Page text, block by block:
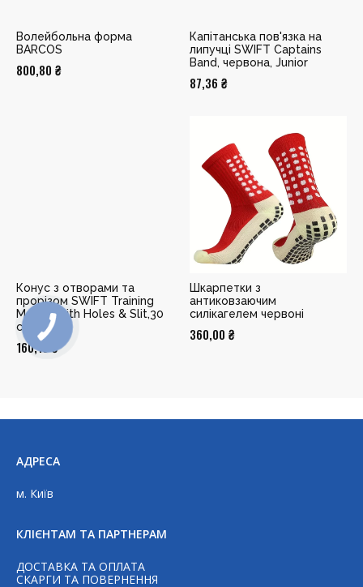
Волейбольна форма
BARCOS
800,80 ₴
Капітанська пов'язка на
липучці SWIFT Captains
Band, червона, Junior
87,36 ₴
Конус з отворами та
прорізом SWIFT Training
Marker with Holes & Slit,30
см/12"
160,16 ₴
Шкарпетки з
антиковзаючим
силікагелем червоні
360,00 ₴
АДРЕСА
м. Київ
КЛІЄНТАМ ТА ПАРТНЕРАМ
ДОСТАВКА ТА ОПЛАТА
СКАРГИ ТА ПОВЕРНЕННЯ